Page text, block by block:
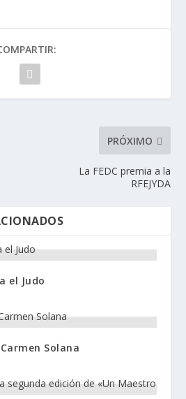
PRÓXIMO
La FEDC premia a la
RFEJYDA
el Judo
Solana